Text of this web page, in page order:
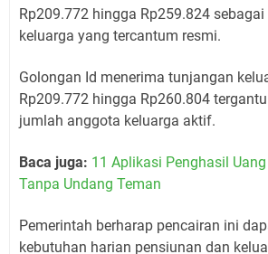
Rp209.772 hingga Rp259.824
keluarga yang tercantum resmi.
Golongan Id menerima tunjangan
Rp209.772 hingga Rp260.804
jumlah anggota keluarga aktif.
Baca juga: 11 Aplikasi Penghasil
Tanpa Undang Teman
Pemerintah berharap pencairan ini
kebutuhan harian pensiunan dan